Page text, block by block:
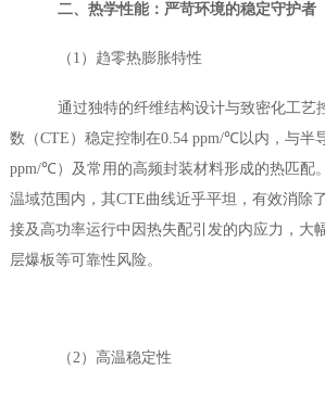
二、热学性能： 严苛环境的稳定守护者
（1）趋零热膨胀特性
通过独特的纤维结构设计与致密化工艺
数（CTE）稳定控制在0.54 ppm/℃以内 ， 与半
ppm/℃）及常用的高频封装材料形成的热匹配
温域范围内，其CTE曲线近乎平坦，有效消除
接及高功率运行中因热失配引发的内应力， 大
层爆板等可靠性风险。
（2）高温稳定性